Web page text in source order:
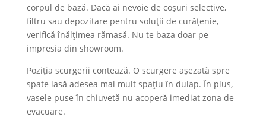
corpul de bază. Dacă ai nevoie de coșuri selective,
filtru sau depozitare pentru soluții de curățenie,
verifică înălțimea rămasă. Nu te baza doar pe
impresia din showroom.
Poziția scurgerii contează. O scurgere așezată spre
spate lasă adesea mai mult spațiu în dulap. În plus,
vasele puse în chiuvetă nu acoperă imediat zona de
evacuare.